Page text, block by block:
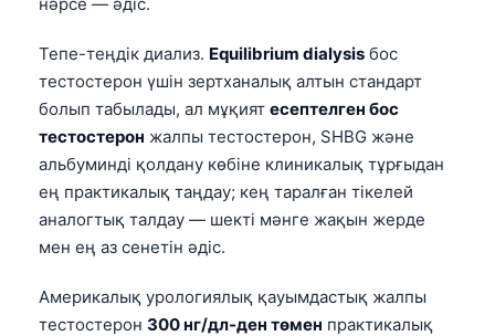
Тепе-теңдік диализ. Equilibrium dialysis бос
тестостерон үшін зертханалық алтын стандарт
болып табылады, ал мұқият есептелген бос
тестостерон жалпы тестостерон, SHBG және
альбуминді қолдану көбіне клиникалық тұрғыдан
ең практикалық таңдау; кең таралған тікелей
аналогтық талдау — шекті мәнге жақын жерде
мен ең аз сенетін әдіс.
Америкалық урологиялық қауымдастық жалпы
тестостерон 300 нг/дл-ден төмен практикалық